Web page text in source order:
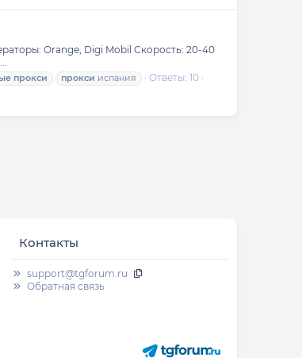
Orange, Digi Mobil Скорость: 20-40
прокси прокси испания
Ответы: 10
Контакты
support@tgforum.ru
Обратная связь